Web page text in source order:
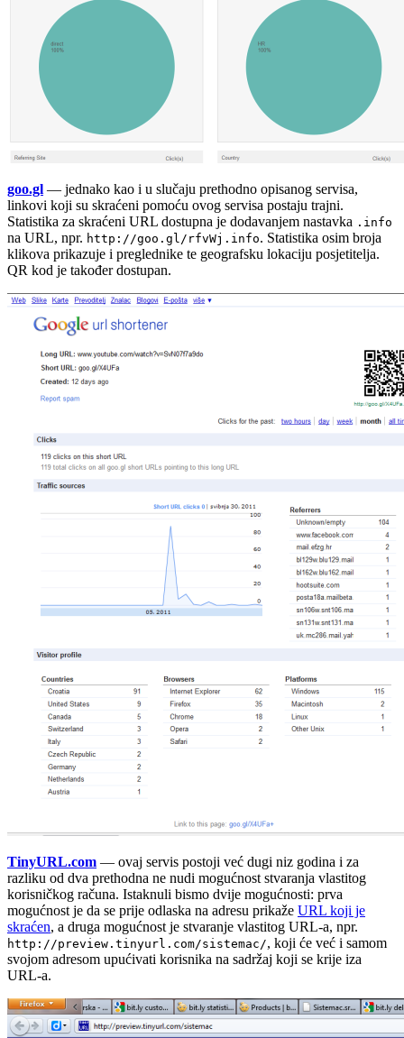
goo.gl — jednako kao i u slučaju prethodno opisanog servisa,
linkovi koji su skraćeni pomoću ovog servisa postaju trajni.
Statistika za skraćeni URL dostupna je dodavanjem nastavka .info
na URL, npr. http://goo.gl/rfvWj.info. Statistika osim broja
klikova prikazuje i preglednike te geografsku lokaciju posjetitelja.
QR kod je također dostupan.
TinyURL.com — ovaj servis postoji već dugi niz godina i za
razliku od dva prethodna ne nudi mogućnost stvaranja vlastitog
korisničkog računa. Istaknuli bismo dvije mogućnosti: prva
mogućnost je da se prije odlaska na adresu prikaže URL koji je
skraćen, a druga mogućnost je stvaranje vlastitog URL-a, npr.
http://preview.tinyurl.com/sistemac/, koji će već i samom
svojom adresom upućivati korisnika na sadržaj koji se krije iza
URL-a.